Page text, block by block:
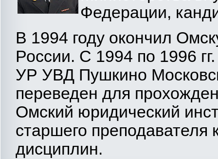
Федерации,
В 1994 году окончил
России. С 1994 по 1996
УР УВД Пушкино
переведен для
Омский юридический
старшего
дисциплин.